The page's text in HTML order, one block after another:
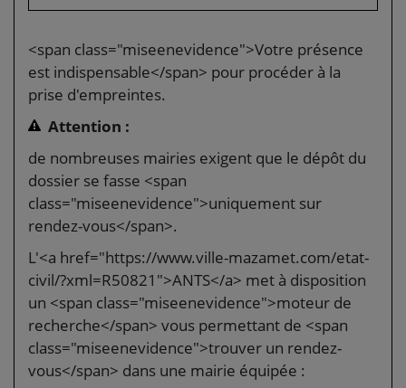
<span class="miseenevidence">Votre présence
est indispensable</span> pour procéder à la
prise d'empreintes.
Attention :
de nombreuses mairies exigent que le dépôt du
dossier se fasse <span
class="miseenevidence">uniquement sur
rendez-vous</span>.
L'<a href="https://www.ville-mazamet.com/etat-
civil/?xml=R50821">ANTS</a> met à disposition
un <span class="miseenevidence">moteur de
recherche</span> vous permettant de <span
class="miseenevidence">trouver un rendez-
vous</span> dans une mairie équipée :